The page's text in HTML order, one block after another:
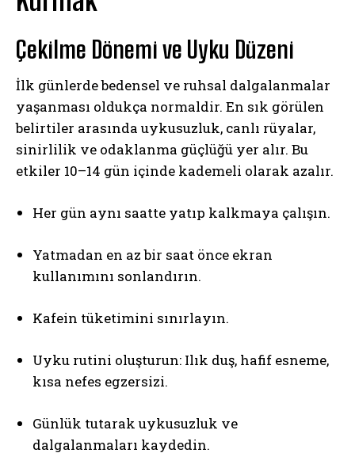
Çekilme Dönemi ve Uyku Düzeni
İlk günlerde bedensel ve ruhsal dalgalanmalar
yaşanması oldukça normaldir. En sık görülen
belirtiler arasında uykusuzluk, canlı rüyalar,
sinirlilik ve odaklanma güçlüğü yer alır. Bu
etkiler 10–14 gün içinde kademeli olarak azalır.
Her gün aynı saatte yatıp kalkmaya çalışın.
Yatmadan en az bir saat önce ekran
kullanımını sonlandırın.
Kafein tüketimini sınırlayın.
Uyku rutini oluşturun: Ilık duş, hafif esneme,
kısa nefes egzersizi.
Günlük tutarak uykusuzluk ve
dalgalanmaları kaydedin.